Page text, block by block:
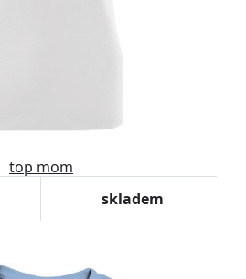
top mom
skladem